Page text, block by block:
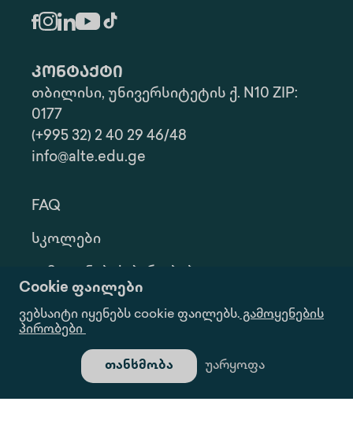
Cookie ფაილები
ვებსაიტი იყენებს cookie ფაილებს.გამოყენების
პირობები
უარყოფა
თანხმობა
კონტაქტი
თბილისი, უნივერსიტეტის ქ. N10 ZIP:
0177
(+995 32) 2 40 29 46/48
info@alte.edu.ge
FAQ
Სკოლები
Კონფ. Პოლიტიკა
Ინფორმაციის Მოთხოვნა
Გალერეა